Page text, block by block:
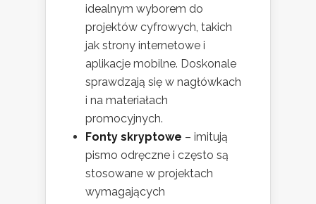
idealnym wyborem do
projektów cyfrowych, takich
jak strony internetowe i
aplikacje mobilne. Doskonale
sprawdzają się w nagłówkach
i na materiałach
promocyjnych.
Fonty skryptowe – imitują
pismo odręczne i często są
stosowane w projektach
wymagających